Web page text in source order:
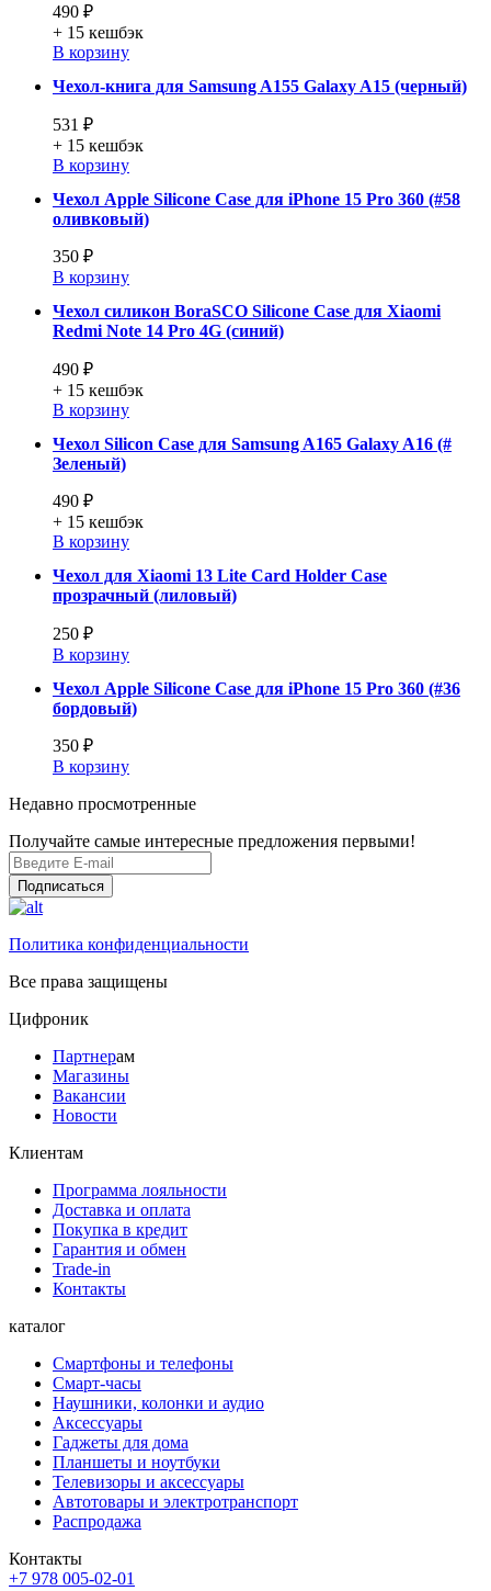
490 ₽
+ 15 кешбэк
В корзину
Чехол-книга для Samsung A155 Galaxy A15 (черный)
531 ₽
+ 15 кешбэк
В корзину
Чехол Apple Silicone Case для iPhone 15 Pro 360 (#58
оливковый)
350 ₽
В корзину
Чехол силикон BoraSCO Silicone Case для Xiaomi
Redmi Note 14 Pro 4G (синий)
490 ₽
+ 15 кешбэк
В корзину
Чехол Silicon Case для Samsung A165 Galaxy A16 (#
Зеленый)
490 ₽
+ 15 кешбэк
В корзину
Чехол для Xiaomi 13 Lite Card Holder Case
прозрачный (лиловый)
250 ₽
В корзину
Чехол Apple Silicone Case для iPhone 15 Pro 360 (#36
бордовый)
350 ₽
В корзину
Недавно просмотренные
Получайте самые интересные предложения первыми!
Подписаться
Политика конфиденциальности
Все права защищены
Цифроник
Партнерам
Магазины
Вакансии
Новости
Клиентам
Программа лояльности
Доставка и оплата
Покупка в кредит
Гарантия и обмен
Trade-in
Контакты
каталог
Смартфоны и телефоны
Смарт-часы
Наушники, колонки и аудио
Аксессуары
Гаджеты для дома
Планшеты и ноутбуки
Телевизоры и аксессуары
Автотовары и электротранспорт
Распродажа
Контакты
+7 978 005-02-01